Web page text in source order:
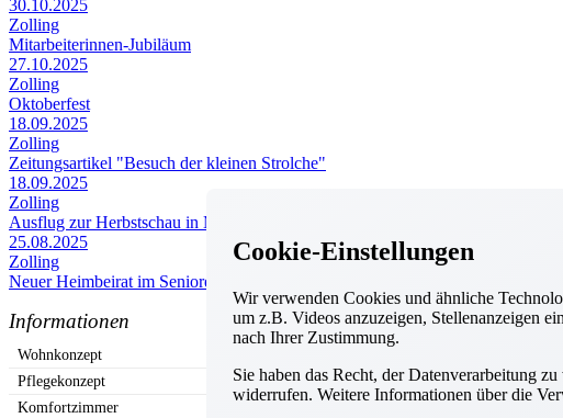
30.10.2025
Zolling
Mitarbeiterinnen-Jubiläum
27.10.2025
Zolling
Oktoberfest
18.09.2025
Zolling
Zeitungsartikel "Besuch der kleinen Strolche"
18.09.2025
Zolling
Ausflug zur Herbstschau in Moosburg
25.08.2025
Zolling
Neuer Heimbeirat im Seniorenzentrum Zolling
Cookie-Einstellungen
Wir verwenden Cookies und ähnliche
um z.B. Videos anzuzeigen, Stellenanzeigen
nach Ihrer Zustimmung.
Sie haben das Recht, der Datenverarbeitung
widerrufen. Weitere Informationen über die
Informationen
Wohnkonzept
Pflegekonzept
Komfortzimmer